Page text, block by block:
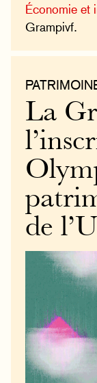
Économie et
Grampivf.
La
de